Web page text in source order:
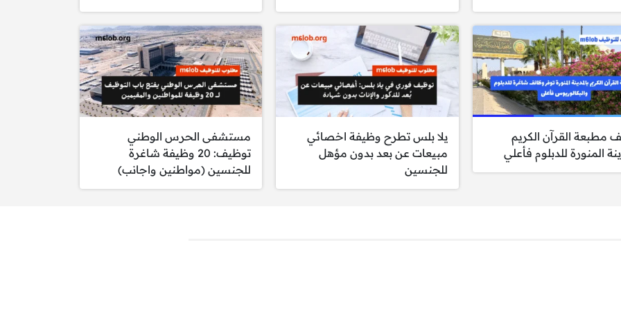
وأدوات إدارة المخاطر الحديثة (رأس المال الاقتصادي، اختبارات الضغط، تقييمات كفاية
المعقدة وتقديم الاستشارات حول برامج إدارة المخاطر.
غير مألوفة وتحليلها بفعالية.
وإجراءات تقييم المخاطر ودعم اتخاذ القرار.
التنظيمية والرقابية.
داخليًا وخارجيًا.
المصلحة وتقديم رؤى مؤثرة.
قوية مع مهارة تبسيط المعلومات المعقدة لكافة المستويات.
أو المالية أو الاقتصاد أو إدارة الأعمال (مطلوب).
المخاطر أو تخصص مشابه.
مطبعة القرآن الكريم
المنورة للدبلوم فأعلي
يلا بلس تطرح وظيفة اخصائي
مبيعات عن بعد بدون مؤهل
للجنسين
مستشفى الحرس الوطني
توظيف: 20 وظيفة شاغرة
للجنسين (مواطنين واجانب)